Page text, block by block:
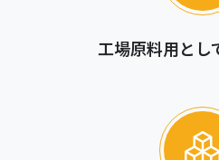
工場原料用とし